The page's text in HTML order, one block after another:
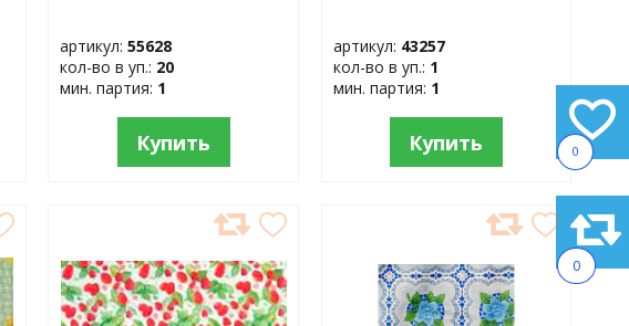
0
0
артикул:55628
кол-во в уп.: 20
мин. партия: 1
Купить
артикул: 43257
кол-во в уп.: 1
мин. партия: 1
Купить
ИЗБРАННОЕ
ИЗБРАННОЕ